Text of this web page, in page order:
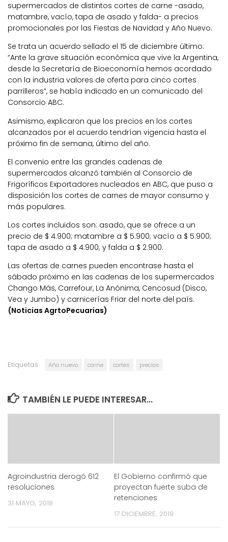
supermercados de distintos cortes de carne -asado,
matambre, vacío, tapa de asado y falda- a precios
promocionales por las Fiestas de Navidad y Año Nuevo.
Se trata un acuerdo sellado el 15 de diciembre último:
“Ante la grave situación económica que vive la Argentina,
desde la Secretaría de Bioeconomía hemos acordado
con la industria valores de oferta para cinco cortes
parrilleros”, se había indicado en un comunicado del
Consorcio ABC.
Asimismo, explicaron que los precios en los cortes
alcanzados por el acuerdo tendrían vigencia hasta el
próximo fin de semana, último del año.
El convenio entre las grandes cadenas de
supermercados alcanzó también al Consorcio de
Frigoríficos Exportadores nucleados en ABC, que puso a
disposición los cortes de carnes de mayor consumo y
más populares.
Los cortes incluidos son: asado, que se ofrece a un
precio de $ 4.900; matambre a $ 5.900; vacío a $ 5.900;
tapa de asado a $ 4.900; y falda a $ 2.900.
Las ofertas de carnes pueden encontrase hasta el
sábado próximo en las cadenas de los supermercados
Chango Más, Carrefour, La Anónima, Cencosud (Disco,
Vea y Jumbo) y carnicerías Friar del norte del país.
(Noticias AgrtoPecuarias)
Etiquetas: Año nuevo carne cortes precios
TAMBIÉN LE PUEDE INTERESAR...
Agroindustria derogó 612
resoluciones
31 MAYO, 2018
El Gobierno confirmó que
proyectan fuerte suba de
retenciones
17 DICIEMBRE, 2019